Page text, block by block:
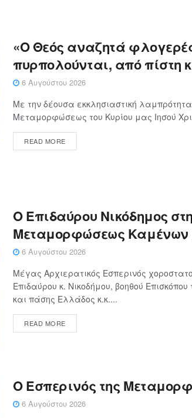
«Ο Θεός αναζητά
πυρπολούνται, από πίστη
6 Αυγούστου 2026
Με την δέουσα εκκλησιαστική
Μεταμορφώσεως του Κυρίου μας Ιησού
READ MORE
Ο Επιδαύρου Νικόδημος
Μεταμορφώσεως
6 Αυγούστου 2026
Μέγας Αρχιερατικός Εσπερινός
Επιδαύρου κ. Νικοδήμου, βοηθού
και πάσης Ελλάδος κ.κ....
READ MORE
Ο Εσπερινός της
6 Αυγούστου 2026